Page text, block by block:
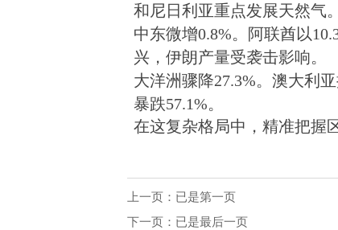
和尼日利亚重点发展天然气。
中东微增0.8%。 阿联酋以
兴，伊朗产量受袭击影响。
大洋洲骤降27.3%。 澳大利
暴跌57.1%。
在这复杂格局中，精准把握
上一页：已是第一页
下一页：已是最后一页